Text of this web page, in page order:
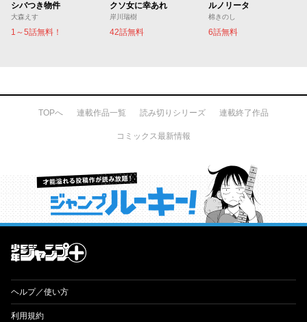
シバつき物件
大森えす
1～5話無料！
クソ女に幸あれ
岸川瑞樹
42話無料
ルノリータ
棉きのし
6話無料
TOPへ 連載作品一覧 読み切りシリーズ 連載終了作品
コミックス最新情報
才能溢れる投稿作が読み放題！ ジャンプルーキー！
ヘルプ／使い方
利用規約